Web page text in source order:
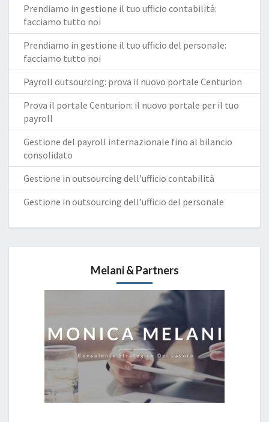
Prendiamo in gestione il tuo ufficio contabilità:
facciamo tutto noi
Prendiamo in gestione il tuo ufficio del personale:
facciamo tutto noi
Payroll outsourcing: prova il nuovo portale Centurion
Prova il portale Centurion: il nuovo portale per il tuo
payroll
Gestione del payroll internazionale fino al bilancio
consolidato
Gestione in outsourcing dell’ufficio contabilità
Gestione in outsourcing dell’ufficio del personale
Melani & Partners